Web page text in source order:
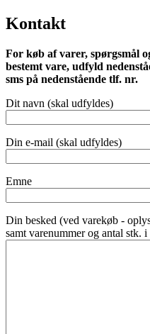
Kontakt
For køb af varer, spørgsmål
bestemt vare, udfyld
sms på nedenstående tlf. nr.
Dit navn (skal udfyldes)
Din e-mail (skal udfyldes)
Emne
Din besked (ved varekøb -
samt varenummer og antal stk.